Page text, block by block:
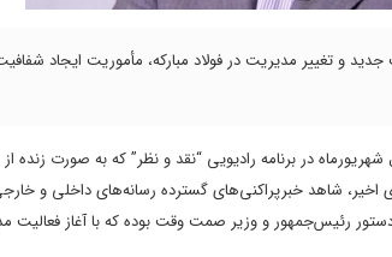
و تغییر مدیریت در فولاد مبارکه، مأموریت ایجاد
در برنامه رادیویی “نقد و نظر” که به صورت زنده
شاهد خبرپراکنی‌های گسترده رسانه‌های داخلی و خارجی